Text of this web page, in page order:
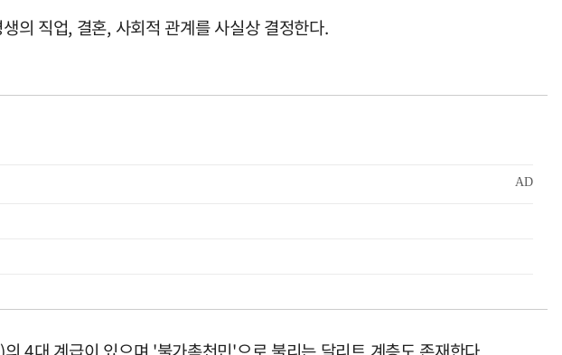
의 직업, 결혼, 사회적 관계를 사실상 결정한다.